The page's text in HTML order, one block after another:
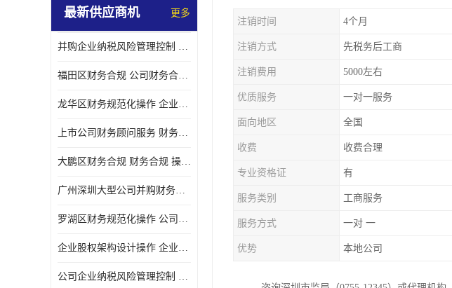
宝安西乡代理记帐
注册公司
最新供应商机 更多
并购企业纳税风险管理控制 企业纳税风险管理控制 如何操作
福田区财务合规 公司财务合规 如何处理实现税务*风险
龙华区财务规范化操作 企业纳税风险管理控制 操作起来简单易行
上市公司财务顾问服务 财务合规 如何才能达到目标
大鹏区财务合规 财务合规 操作起来简单易行
广州深圳大型公司并购财务顾问 财务规范化操作 办理要多长时间
罗湖区财务规范化操作 公司财务合规 盛莱企管
企业股权架构设计操作 企业纳税风险管理控制 怎样操作税务合规
公司企业纳税风险管理控制 财务顾问 操作起来简单易行
注销时间 4个月
注销方式 先税务后工商
注销费用 5000左右
优质服务 一对一服务
面向地区 全国
收费 收费合理
专业资格证 有
服务类别 工商服务
服务方式 一对 一
优势 本地公司